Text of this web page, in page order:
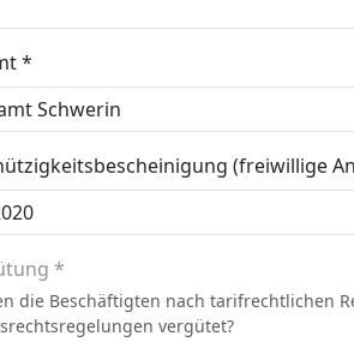
*
(freiwillige
*
die Beschäftigten nach tarifrechtlichen
vergütet?